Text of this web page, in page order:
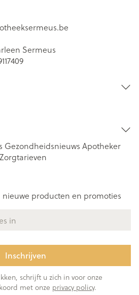
Sermeus
Gezondheidsnieuws Apotheker
Zorgtarieven
producten en promoties
Inschrijven
schrijft u zich in voor onze
met onze privacy policy.